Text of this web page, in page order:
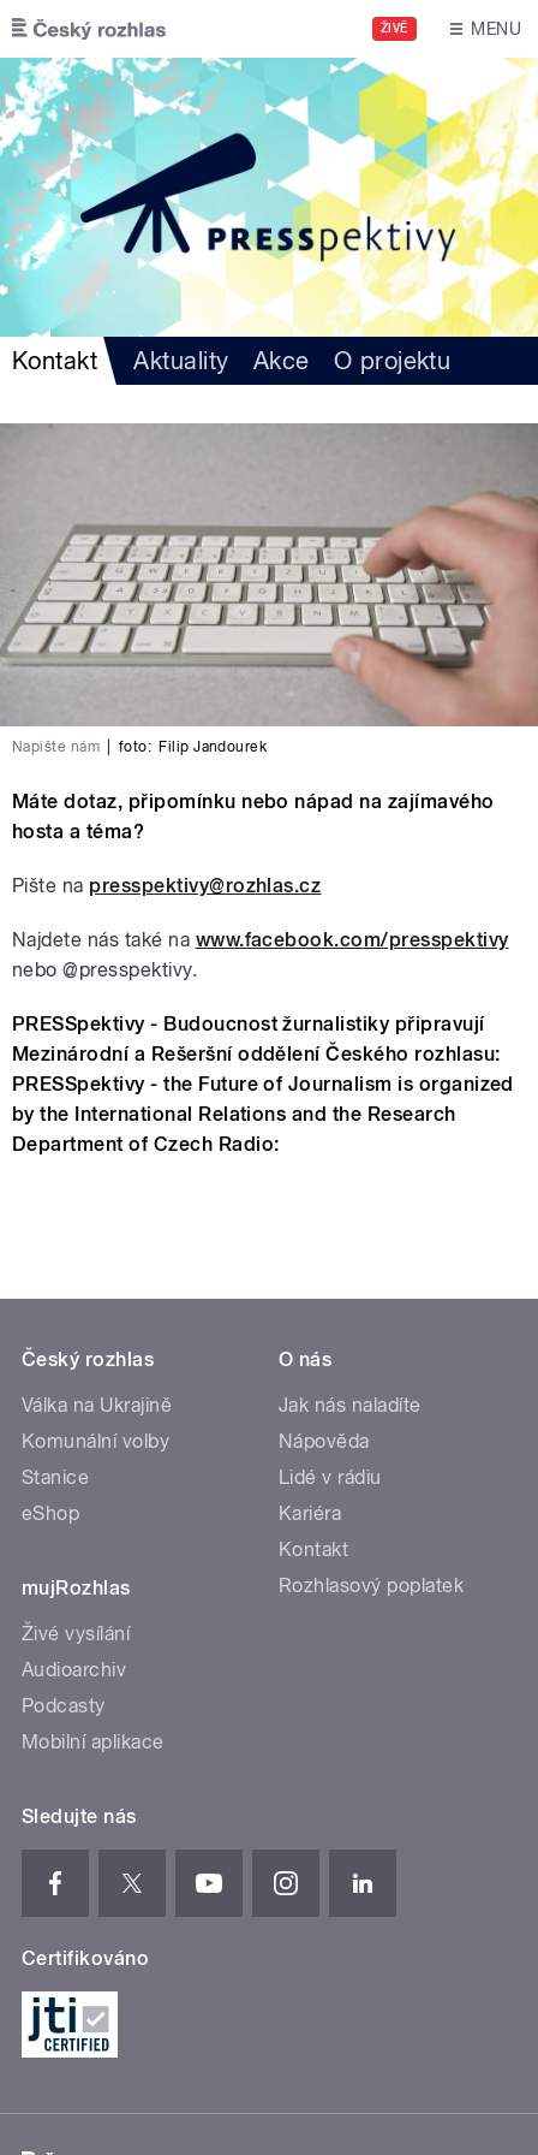
Přejít k hlavnímu obsahu
ŽIVĚ MENU
Kontakt Aktuality Akce O projektu
Napište nám foto: Filip Jandourek
Máte dotaz, připomínku nebo nápad na zajímavého
hosta a téma?
Pište na presspektivy@rozhlas.cz
Najdete nás také na www.facebook.com/presspektivy
nebo @presspektivy.
PRESSpektivy - Budoucnost žurnalistiky připravují
Mezinárodní a Rešeršní oddělení Českého rozhlasu:
PRESSpektivy - the Future of Journalism is organized
by the International Relations and the Research
Department of Czech Radio:
Český rozhlas
Válka na Ukrajině
Komunální volby
Stanice
eShop
mujRozhlas
Živé vysílání
Audioarchiv
Podcasty
Mobilní aplikace
O nás
Jak nás naladíte
Nápověda
Lidé v rádiu
Kariéra
Kontakt
Rozhlasový poplatek
Sledujte nás
Certifikováno